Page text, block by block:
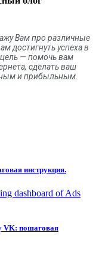
Вам про различные
достигнуть успеха в
— помочь вам
, сделать ваш
и прибыльным.
инструкция.
VK: пошаговая